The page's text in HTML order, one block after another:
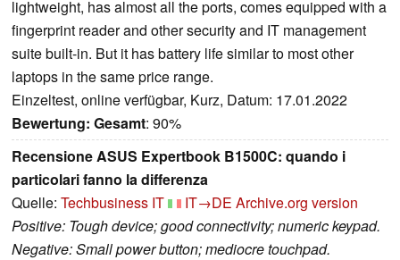
lightweight, has almost all the ports, comes equipped with a
fingerprint reader and other security and IT management
suite built-in. But it has battery life similar to most other
laptops in the same price range.
Einzeltest, online verfügbar, Kurz, Datum: 17.01.2022
Bewertung: Gesamt: 90%
Recensione ASUS Expertbook B1500C: quando i
particolari fanno la differenza
Quelle: Techbusiness IT IT→DE Archive.org version
Positive: Tough device; good connectivity; numeric keypad.
Negative: Small power button; mediocre touchpad.